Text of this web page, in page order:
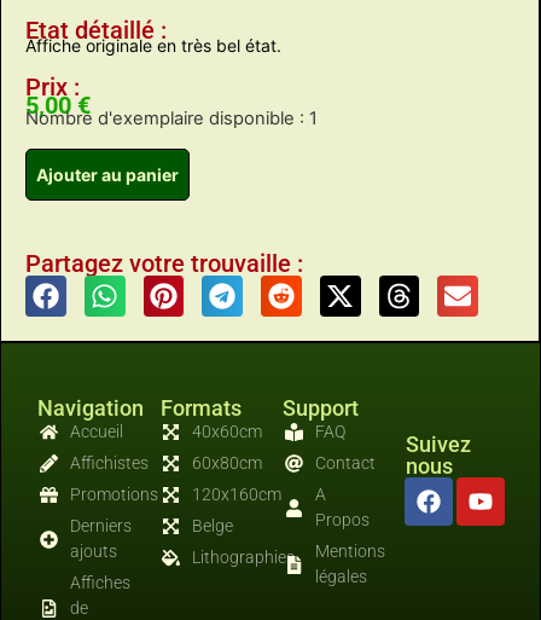
Etat détaillé :
Affiche originale en très bel état.
Prix :
5,00€
Nombre d'exemplaire disponible : 1
Ajouter au panier
Partagez votre trouvaille :
Navigation
Accueil
Affichistes
Promotions
Derniers
ajouts
Affiches
de
Formats
40x60cm
60x80cm
120x160cm
Belge
Lithographies
Support
FAQ
Contact
A
Propos
Mentions
légales
Suivez
nous